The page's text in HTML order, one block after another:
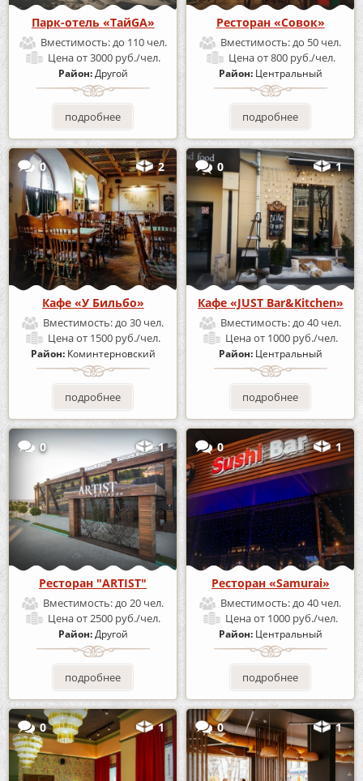
Парк-отель «ТайGA»
Вместимость:до 110 чел.
Ценаот 3000 руб./чел.
Район:Другой
подробнее
Ресторан «Совок»
Вместимость:до 50 чел.
Ценаот 800 руб./чел.
Район: Центральный
подробнее
0 2
Кафе «У Бильбо»
Вместимость:до 30 чел.
Ценаот 1500 руб./чел.
Район: Коминтерновский
подробнее
0 1
Кафе «JUST Bar&Kitchen»
Вместимость:до 40 чел.
Ценаот 1000 руб./чел.
Район: Центральный
подробнее
0 1
Ресторан "ARTIST"
Вместимость:до 20 чел.
Ценаот 2500 руб./чел.
Район:Другой
подробнее
0 1
Ресторан «Samurai»
Вместимость:до 40 чел.
Ценаот 1000 руб./чел.
Район: Центральный
подробнее
0 1 0 1